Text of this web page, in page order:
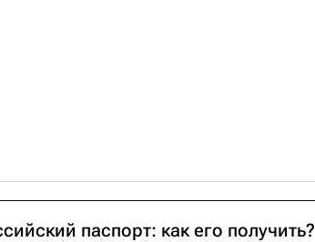
паспорт: как его получить?